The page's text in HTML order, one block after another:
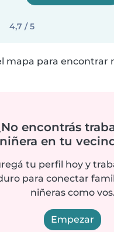
4,7 / 5
mapa para encontrar
encontrás
niñera en tu
tu perfil hoy y
para conectar
niñeras como vos.
Empezar